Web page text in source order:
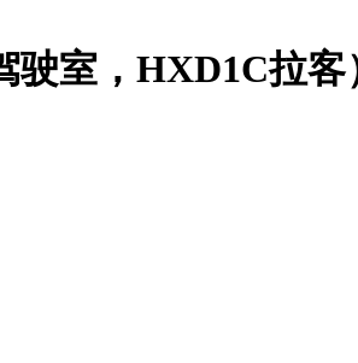
驶室，HXD1C拉